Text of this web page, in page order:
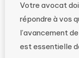
Votre avocat
répondre à vos
l’avancement
est essentielle